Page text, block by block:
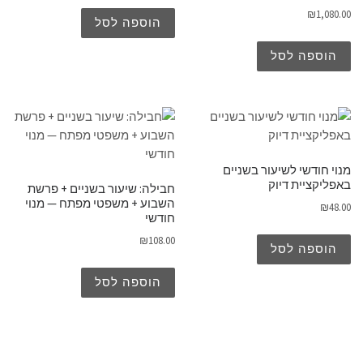
₪1,080.00
הוספה לסל
הוספה לסל
מנוי חודשי לשיעור בשניים
באפליקציית דיוק
₪48.00
הוספה לסל
חבילה: שיעור בשניים + פרשת
השבוע + משפטי מפתח — מנוי
חודשי
₪108.00
הוספה לסל